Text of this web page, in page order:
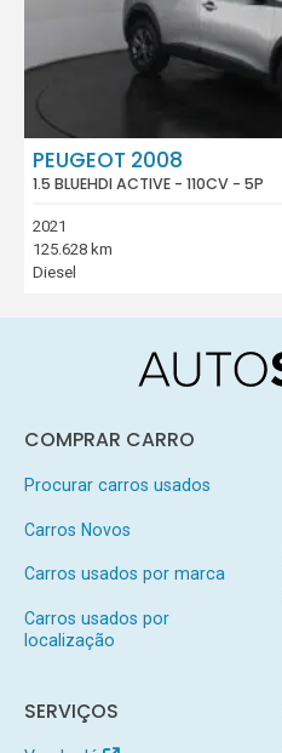
PEUGEOT 2008
1.5 BLUEHDI ACTIVE - 110CV - 5P
2021
125.628 km
Diesel
COMPRAR CARRO
Procurar carros usados
Carros Novos
Carros usados por marca
Carros usados por
localização
SERVIÇOS